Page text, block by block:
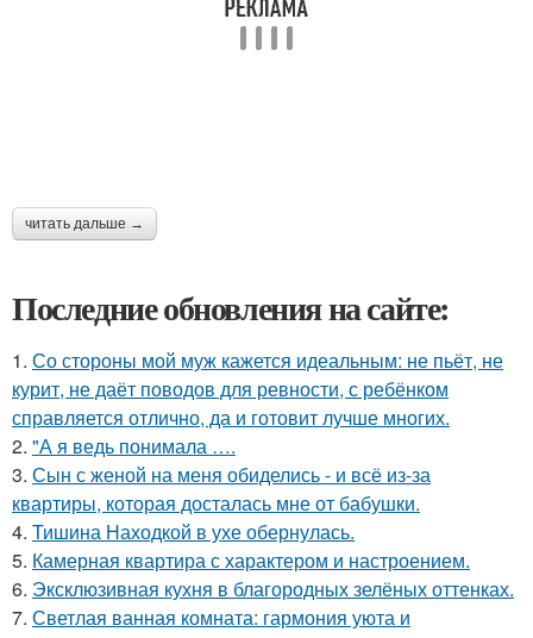
читать дальше →
Последние обновления на сайте:
1. Со стороны мой муж кажется идеальным: не пьёт, не
курит, не даёт поводов для ревности, с ребёнком
справляется отлично, да и готовит лучше многих.
2. "А я ведь понимала ….
3. Сын с женой на меня обиделись - и всё из-за
квартиры, которая досталась мне от бабушки.
4. Тишина Находкой в ухе обернулась.
5. Камерная квартира с характером и настроением.
6. Эксклюзивная кухня в благородных зелёных оттенках.
7. Светлая ванная комната: гармония уюта и